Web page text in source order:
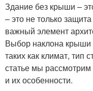
Здание без крыши –
– это не только
важный элемент
Выбор наклона крыши
таких как климат, тип
статье мы
и их особенности.